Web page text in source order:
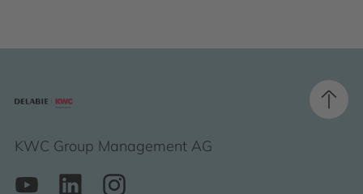
KWC Group Management AG